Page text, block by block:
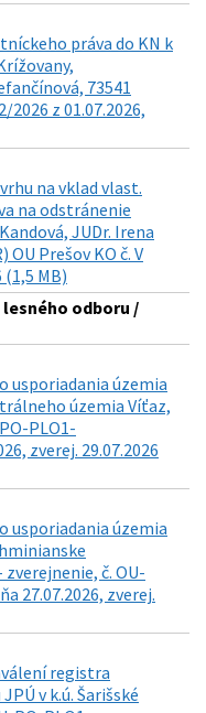
práva do KN k
73541
2026 z 01.07.2026,
na vklad vlast.
na odstránenie
JUDr. Irena
OU Prešov KO č. V
(1,5 MB)
odboru /
usporiadania územia
územia Víťaz,
PLO1-
zverej. 29.07.2026
usporiadania územia
č. OU-
27.07.2026, zverej.
registra
v k.ú. Šarišské